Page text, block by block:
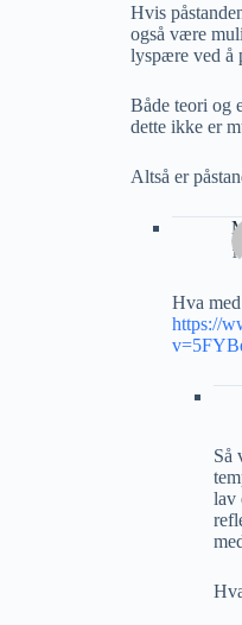
Hvis
også være
lyspære ved å
Både teori og
dette ikke er
Altså er
Hva
https://
Så
lav